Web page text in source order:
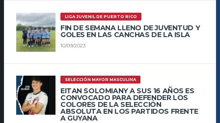
LIGA JUVENIL DE PUERTO RICO
FIN DE SEMANA LLENO DE JUVENTUD Y
GOLES EN LAS CANCHAS DE LA ISLA
10/09/2023
SELECCIÓN MAYOR MASCULINA
EITAN SOLOMIANY A SUS 16 AÑOS ES
CONVOCADO PARA DEFENDER LOS
COLORES DE LA SELECCIÓN
ABSOLUTA EN LOS PARTIDOS FRENTE
A GUYANA